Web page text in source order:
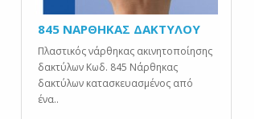
845 ΝΑΡΘΗΚΑΣ ΔΑΚΤΥΛΟΥ
Πλαστικός νάρθηκας ακινητοποίησης
δακτύλων Κωδ. 845 Νάρθηκας
δακτύλων κατασκευασμένος από
ένα..